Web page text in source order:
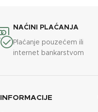
NAĆINI PLAĆANJA
Plaćanje pouzećem ili
internet bankarstvom
INFORMACIJE